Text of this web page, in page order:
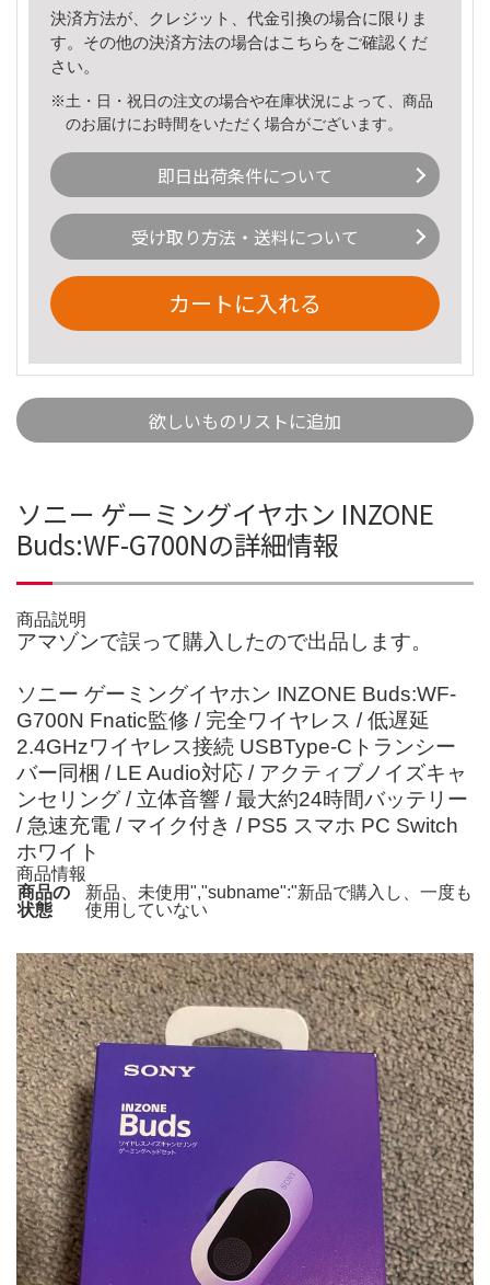
決済方法が、クレジット、代金引換の場合に限りま
す。その他の決済方法の場合はこちら をご確認くだ
さい。
※土・日・祝日の注文の場合や在庫状況によって、商品
のお届けにお時間をいただく場合がございます。
即日出荷条件について
受け取り方法・送料について
カートに入れる
欲しいものリストに追加
ソニー ゲーミングイヤホン INZONE
Buds:WF-G700Nの詳細情報
商品説明
アマゾンで誤って購入したので出品します。
ソニー ゲーミングイヤホン INZONE Buds:WF-
G700N Fnatic監修 / 完全ワイヤレス / 低遅延
2.4GHzワイヤレス接続 USBType-Cトランシー
バー同梱 / LE Audio対応 / アクティブノイズキャ
ンセリング / 立体音響 / 最大約24時間バッテリー
/ 急速充電 / マイク付き / PS5 スマホ PC Switch
ホワイト
商品情報
商品の
状態
新品、未使用","subname":"新品で購入し、一度も
使用していない